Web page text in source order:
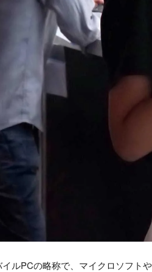
ルPCの略称で、マイクロソフト